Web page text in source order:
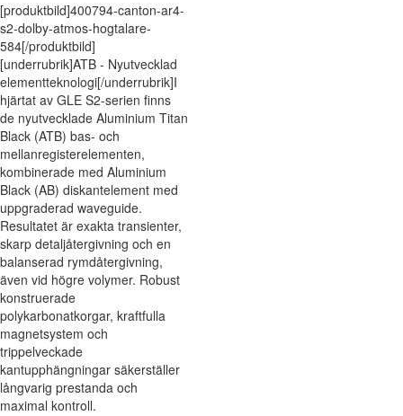
[produktbild]400794-canton-ar4-
s2-dolby-atmos-hogtalare-
584[/produktbild]
[underrubrik]ATB - Nyutvecklad
elementteknologi[/underrubrik]I
hjärtat av GLE S2-serien finns
de nyutvecklade Aluminium Titan
Black (ATB) bas- och
mellanregisterelementen,
kombinerade med Aluminium
Black (AB) diskantelement med
uppgraderad waveguide.
Resultatet är exakta transienter,
skarp detaljåtergivning och en
balanserad rymdåtergivning,
även vid högre volymer. Robust
konstruerade
polykarbonatkorgar, kraftfulla
magnetsystem och
trippelveckade
kantupphängningar säkerställer
långvarig prestanda och
maximal kontroll.